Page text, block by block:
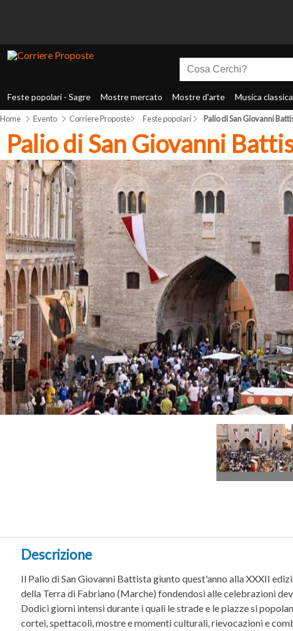
Feste popolari - Sagre Mostre mercato Mostre d'arte Musica classica
Home Evento Corriere Proposte Feste popolari Palio di San Giovanni
Palio di San Giovanni
Descrizione
Il Palio di San Giovanni Battista giunto quest'anno alla XXXII
della Terra di Fabriano (Marche) fondendosi alle celebrazioni
Dodici giorni intensi durante i quali le strade e le piazze si
cortei, spettacoli, mostre e momenti culturali, rievocazioni e